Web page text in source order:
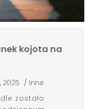
kojota na
2025 / Inne
zostało